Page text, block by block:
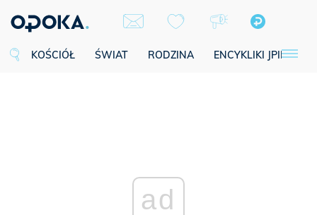
KOŚCIÓŁ ŚWIAT RODZINA ENCYKLIKI JPII
ad